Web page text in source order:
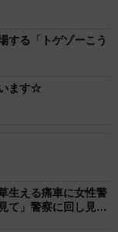
する「トゲゾーこう
います☆
生える痛車に女性警
て」警察に回し見さ